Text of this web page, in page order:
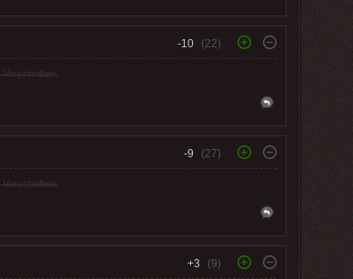
-10 (22)
-9 (27)
+3 (9)